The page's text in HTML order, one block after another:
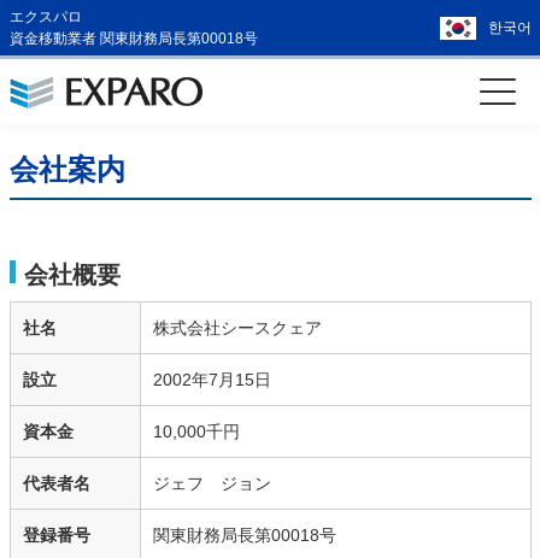
エクスパロ
資金移動業者 関東財務局長第00018号
한국어
会社案内
会社概要
社名 株式会社シースクェア
設立 2002年7月15日
資本金 10,000千円
代表者名 ジェフ ジョン
登録番号 関東財務局長第00018号